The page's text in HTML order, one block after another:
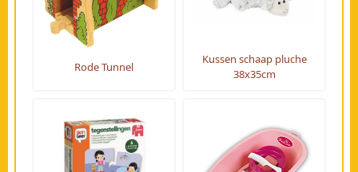
Rode Tunnel
Kussen schaap pluche
38x35cm